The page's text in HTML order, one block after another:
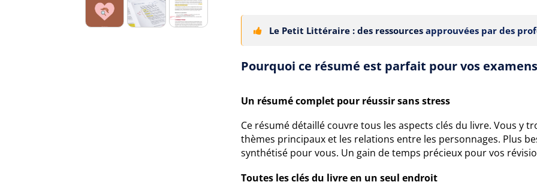
Le Petit Littéraire : des ressources approuvées par des
Pourquoi ce résumé est parfait pour vos
Un résumé complet pour réussir sans stress
Ce résumé détaillé couvre tous les aspects clés du livre. Vous y
thèmes principaux et les relations entre les personnages. Plus
synthétisé pour vous. Un gain de temps précieux pour vos
Toutes les clés du livre en un seul endroit